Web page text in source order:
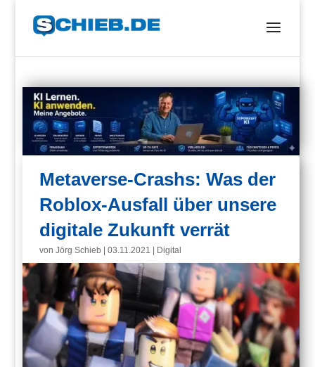
Metaverse-Crashs: Was der
Roblox-Ausfall über unsere
digitale Zukunft verrät
vonJörg Schieb |03.11.2021 Digital